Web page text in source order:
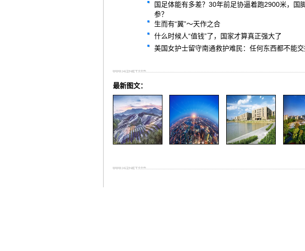
国足体能有多差？30年前足协逼着跑2900米，
参？
生而有“翼”～天作之合
什么时候人“值钱”了，国家才算真正强大了
美国女护士留守南通救护难民：任何东西都不能
最新图文：